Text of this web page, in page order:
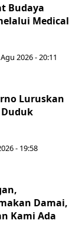
Budaya
Medical
2026 - 20:11
Luruskan
- 19:58
Damai,
Kami Ada